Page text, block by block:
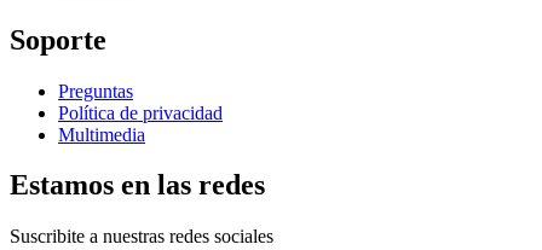
Soporte
Preguntas
Política de privacidad
Multimedia
Estamos en las redes
Suscribite a nuestras redes sociales